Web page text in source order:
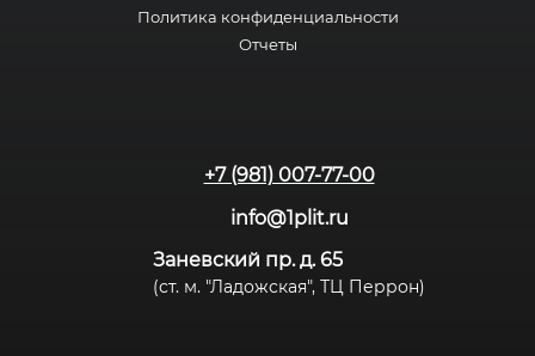
Политика конфиденциальности
Отчеты
+7 (981) 007-77-00
info@1plit.ru
Заневский пр. д. 65
(ст. м. "Ладожская", ТЦ Перрон)